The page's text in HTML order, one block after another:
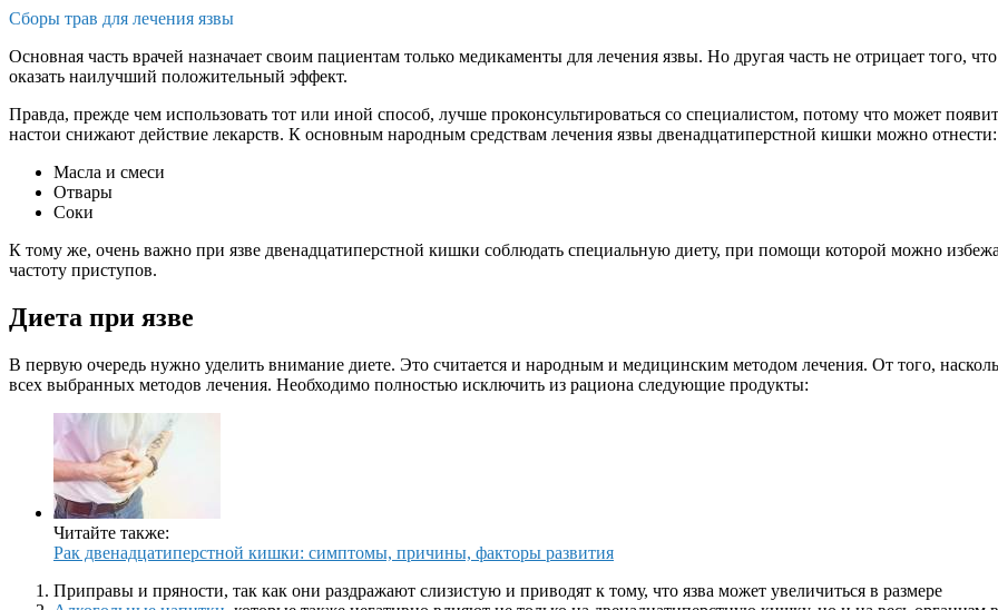
Сборы трав для лечения язвы
Основная часть врачей назначает своим пациентам только медикаменты для лечения язвы. Но другая часть не отрицает того,
оказать наилучший положительный эффект.
Правда, прежде чем использовать тот или иной способ, лучше проконсультироваться со специалистом, потому что может
настои снижают действие лекарств. К основным народным средствам лечения язвы двенадцатиперстной кишки можно отнести:
Масла и смеси
Отвары
Соки
К тому же, очень важно при язве двенадцатиперстной кишки соблюдать специальную диету, при помощи которой можно
частоту приступов.
Диета при язве
В первую очередь нужно уделить внимание диете. Это считается и народным и медицинским методом лечения. От того,
всех выбранных методов лечения. Необходимо полностью исключить из рациона следующие продукты:
Читайте также:
Рак двенадцатиперстной кишки: симптомы, причины, факторы развития
Приправы и пряности, так как они раздражают слизистую и приводят к тому, что язва может увеличиться в размере